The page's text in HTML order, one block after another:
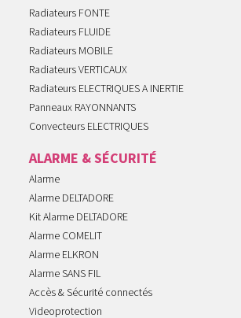
Radiateurs FONTE
Radiateurs FLUIDE
Radiateurs MOBILE
Radiateurs VERTICAUX
Radiateurs ELECTRIQUES A INERTIE
Panneaux RAYONNANTS
Convecteurs ELECTRIQUES
ALARME & SÉCURITÉ
Alarme
Alarme DELTADORE
Kit Alarme DELTADORE
Alarme COMELIT
Alarme ELKRON
Alarme SANS FIL
Accès & Sécurité connectés
Videoprotection